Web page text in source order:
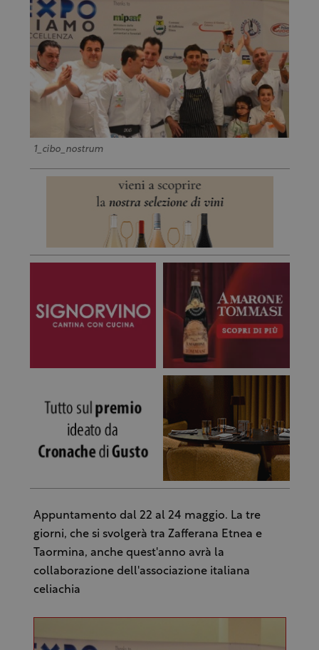
1_cibo_nostrum
Appuntamento dal 22 al 24 maggio. La tre
giorni, che si svolgerà tra Zafferana Etnea e
Taormina, anche quest'anno avrà la
collaborazione dell'associazione italiana
celiachia